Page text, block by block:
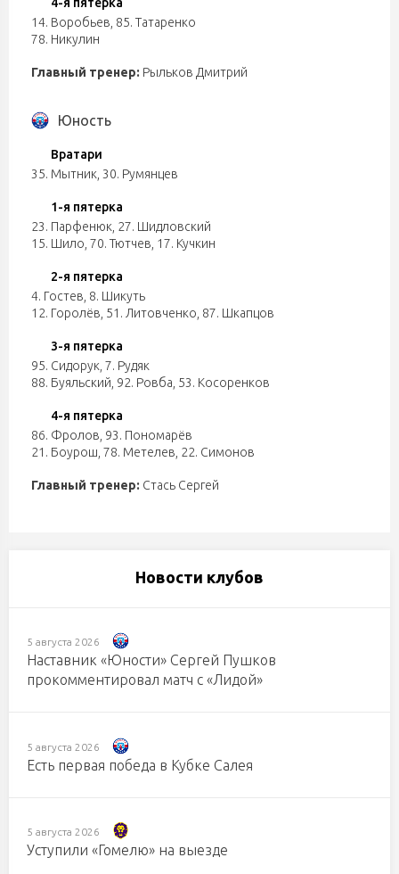
14. Воробьев 85. Татаренко
78. Никулин
Главный тренер: Рыльков Дмитрий
Юность
Вратари
35. Мытник 30. Румянцев
1-я пятерка
23. Парфенюк 27. Шидловский
15. Шило 70. Тютчев 17. Кучкин
2-я пятерка
4. Гостев 8. Шикуть
12. Горолёв 51. Литовченко 87. Шкапцов
3-я пятерка
95. Сидорук 7. Рудяк
88. Буяльский 92. Ровба 53. Косоренков
4-я пятерка
86. Фролов 93. Пономарёв
21. Боурош 78. Метелев 22. Симонов
Главный тренер: Стась Сергей
Новости клубов
5 августа 2026
Наставник «Юности» Сергей Пушков
прокомментировал матч с «Лидой»
5 августа 2026
Есть первая победа в Кубке Салея
5 августа 2026
Уступили «Гомелю» на выезде